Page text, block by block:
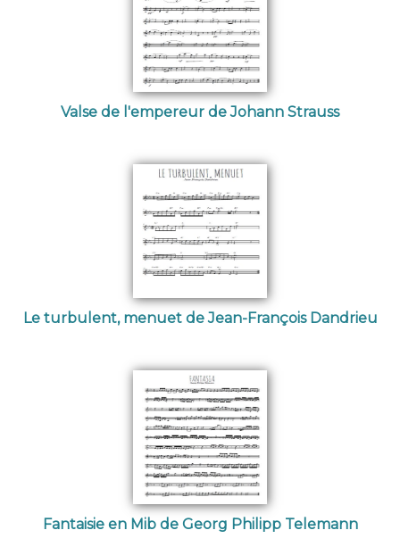
Valse de l'empereur de Johann Strauss
Le turbulent, menuet de Jean-François Dandrieu
Fantaisie en Mib de Georg Philipp Telemann